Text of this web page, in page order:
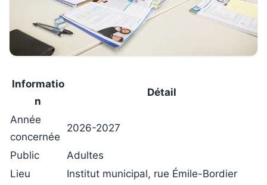
Informatio
n
Détail
Année
concernée
2026-2027
Public
Adultes
Lieu
Institut municipal, rue Émile-Bordier